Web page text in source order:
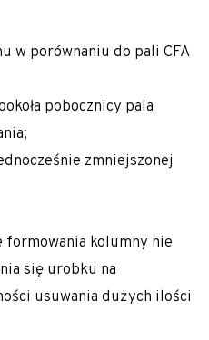
w porównaniu do pali CFA
pobocznicy pala
zmniejszonej
kolumny nie
się urobku na
usuwania dużych ilości